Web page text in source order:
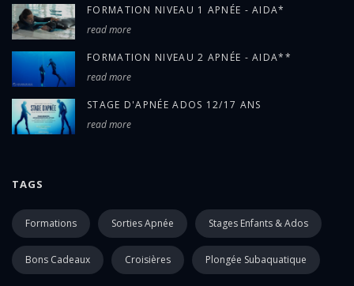
FORMATION NIVEAU 1 APNÉE - AIDA*
read more
FORMATION NIVEAU 2 APNÉE - AIDA**
read more
STAGE D'APNÉE ADOS 12/17 ANS
read more
TAGS
Formations Sorties Apnée Stages Enfants & Ados
Bons Cadeaux Croisières Plongée Subaquatique